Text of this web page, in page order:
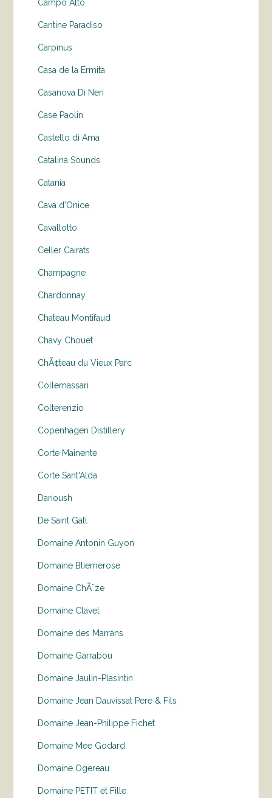
Campo Alto
Cantine Paradiso
Carpinus
Casa de la Ermita
Casanova Di Neri
Case Paolin
Castello di Ama
Catalina Sounds
Catania
Cava d'Onice
Cavallotto
Celler Cairats
Champagne
Chardonnay
Chateau Montifaud
Chavy Chouet
ChÃ¢teau du Vieux Parc
Collemassari
Colterenzio
Copenhagen Distillery
Corte Mainente
Corte Sant'Alda
Darioush
De Saint Gall
Domaine Antonin Guyon
Domaine Bliemerose
Domaine ChÃ¨ze
Domaine Clavel
Domaine des Marrans
Domaine Garrabou
Domaine Jaulin-Plasintin
Domaine Jean Dauvissat Pere & Fils
Domaine Jean-Philippe Fichet
Domaine Mee Godard
Domaine Ogereau
Domaine PETIT et Fille